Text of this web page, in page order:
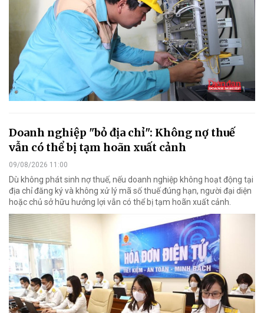
Doanh nghiệp "bỏ địa chỉ": Không nợ thuế
vẫn có thể bị tạm hoãn xuất cảnh
09/08/2026 11:00
Dù không phát sinh nợ thuế, nếu doanh nghiệp không hoạt động tại
địa chỉ đăng ký và không xử lý mã số thuế đúng hạn, người đại diện
hoặc chủ sở hữu hưởng lợi vẫn có thể bị tạm hoãn xuất cảnh.